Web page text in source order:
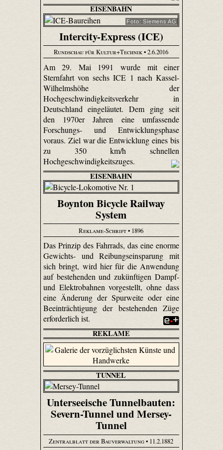
EISENBAHN
Foto: Siemens AG
Intercity-Express (ICE)
Rundschau für Kultur+Technik• 2.6.2016
Am 29. Mai 1991 wurde mit einer
Sternfahrt von sechs ICE 1 nach Kassel-
Wilhelmshöhe der
Hochgeschwindigkeitsverkehr in
Deutschland eingeläutet. Dem ging seit
den 1970er Jahren eine umfassende
Forschungs- und Entwicklungsphase
voraus. Ziel war die Entwicklung eines bis
zu 350 km/h schnellen
Hochgeschwindigkeitszuges.
EISENBAHN
Boynton Bicycle Railway
System
Reklame-Schrift• 1896
Das Prinzip des Fahrrads, das eine enorme
Gewichts- und Reibungseinsparung mit
sich bringt, wird hier für die Anwendung
auf bestehenden und zukünftigen Dampf-
und Elektrobahnen vorgestellt, ohne dass
eine Änderung der Spurweite oder eine
Beeinträchtigung der bestehenden Züge
erforderlich ist.
REKLAME
TUNNEL
Unterseeische Tunnelbauten:
Severn-Tunnel und Mersey-
Tunnel
Zentralblatt der Bauverwaltung• 11.2.1882